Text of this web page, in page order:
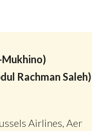
Mukhino)
Rachman Saleh)
Airlines, Aer